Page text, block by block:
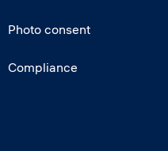
Photo consent
Compliance